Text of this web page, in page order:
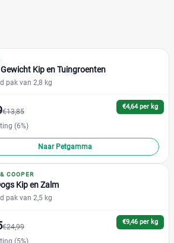
(0)
Reset
(299)
Kip en Tuingroenten
pak van 2,8 kg
€4,64 per kg
€13,85
(6%)
Naar Petgamma
COOPER
Kip en Zalm
pak van 2,5 kg
€9,46 per kg
€24,99
(5%)